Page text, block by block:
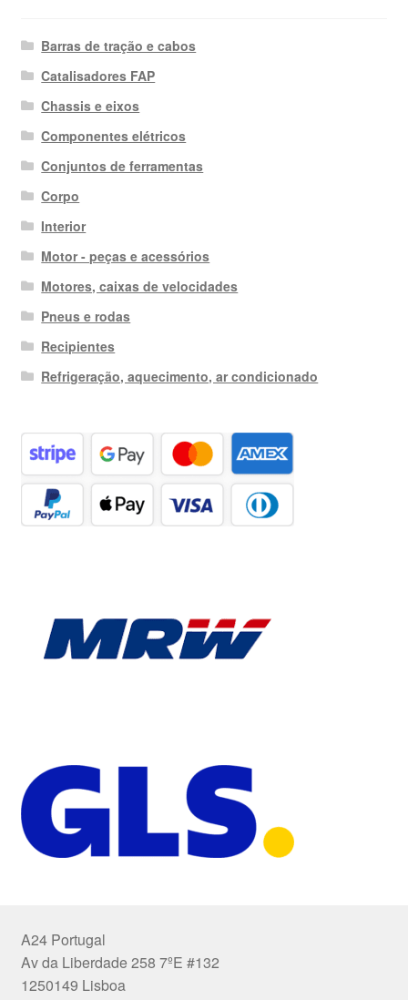
Barras de tração e cabos
Catalisadores FAP
Chassis e eixos
Componentes elétricos
Conjuntos de ferramentas
Corpo
Interior
Motor - peças e acessórios
Motores, caixas de velocidades
Pneus e rodas
Recipientes
Refrigeração, aquecimento, ar condicionado
A24 Portugal
Av da Liberdade 258 7ºE #132
1250149 Lisboa